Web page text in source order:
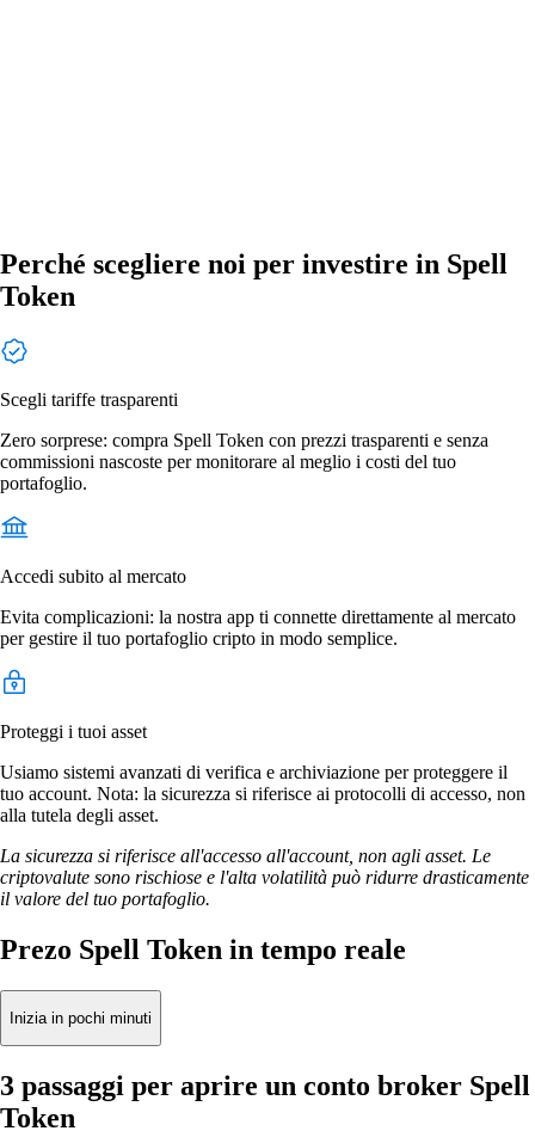
Perché scegliere noi per investire in Spell
Token
Scegli tariffe trasparenti
Zero sorprese: compra Spell Token con prezzi trasparenti e senza
commissioni nascoste per monitorare al meglio i costi del tuo
portafoglio.
Accedi subito al mercato
Evita complicazioni: la nostra app ti connette direttamente al mercato
per gestire il tuo portafoglio cripto in modo semplice.
Proteggi i tuoi asset
Usiamo sistemi avanzati di verifica e archiviazione per proteggere il
tuo account. Nota: la sicurezza si riferisce ai protocolli di accesso, non
alla tutela degli asset.
La sicurezza si riferisce all'accesso all'account, non agli asset. Le
criptovalute sono rischiose e l'alta volatilità può ridurre drasticamente
il valore del tuo portafoglio.
Prezo Spell Token in tempo reale
Inizia in pochi minuti
3 passaggi per aprire un conto broker Spell
Token